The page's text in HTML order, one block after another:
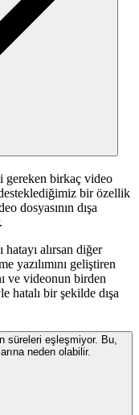
gereken birkaç video
bir özellik
dosyasının dışa
hatayı alırsan diğer
yazılımını geliştiren
ve videonun birden
hatalı bir şekilde dışa
süreleri eşleşmiyor. Bu,
neden olabilir.